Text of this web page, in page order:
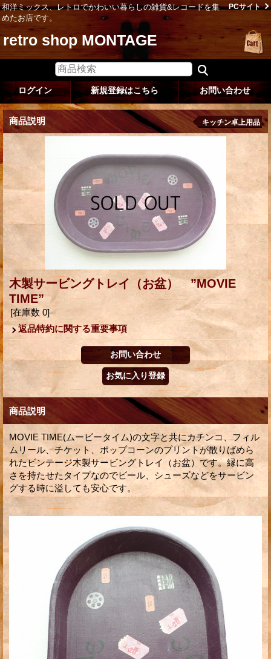
和洋ミックス、レトロでかわいい暮らしの雑貨&レコードを集
めたお店です。
PCサイト
retro shop MONTAGE
ログイン 新規登録はこちら お問い合わせ
商品説明 キッチン卓上用品
木製サービングトレイ（お盆） ”MOVIE
TIME”
[在庫数 0]
返品特約に関する重要事項
商品説明
MOVIE TIME(ムービータイム)の文字と共にカチンコ、フィル
ムリール、チケット、ポップコーンのプリントが散りばめら
れたビンテージ木製サービングトレイ（お盆）です。縁に高
さを持たせたタイプなのでビール、シューズなどをサービン
グする時に溢しても安心です。